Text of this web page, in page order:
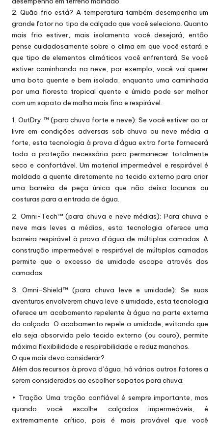
2. Quão frio está? A temperatura também desempenha um
grande fator no tipo de calçado que você seleciona. Quanto
mais frio estiver, mais isolamento você desejará, então
pense cuidadosamente sobre o clima em que você estará e
que tipo de elementos climáticos você enfrentará. Se você
estiver caminhando na neve, por exemplo, você vai querer
uma bota quente e bem isolada, enquanto uma caminhada
por uma floresta tropical quente e úmida pode ser melhor
com um sapato de malha mais fino e respirável.
1. OutDry ™ (para chuva forte e neve): Se você estiver ao ar
livre em condições adversas sob chuva ou neve média a
forte, esta tecnologia à prova d’água extra forte fornecerá
toda a proteção necessária para permanecer totalmente
seco e confortável. Um material impermeável e respirável é
moldado a quente diretamente no tecido externo para criar
uma barreira de peça única que não deixa lacunas ou
costuras para a entrada de água.
2. Omni-Tech™ (para chuva e neve médias): Para chuva e
neve mais leves a médias, esta tecnologia oferece uma
barreira respirável à prova d’água de múltiplas camadas. A
construção impermeável e respirável de múltiplas camadas
permite que o excesso de umidade escape através das
camadas.
3. Omni-Shield™ (para chuva leve e umidade): Se suas
aventuras envolverem chuva leve e umidade, esta tecnologia
oferece um acabamento repelente à água na parte externa
do calçado. O acabamento repele a umidade, evitando que
ela seja absorvida pelo tecido externo (ou couro), permite
máxima flexibilidade e respirabilidade e reduz manchas.
O que mais devo considerar?
Além dos recursos à prova d’água, há vários outros fatores a
serem considerados ao escolher sapatos para chuva:
• Tração: Uma tração confiável é sempre importante, mas
quando você escolhe calçados impermeáveis, é
extremamente crítico, pois é mais provável que você